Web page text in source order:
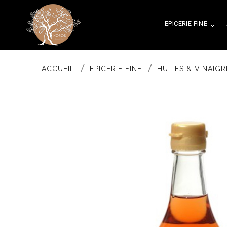

EPICERIE FINE
ACCUEIL EPICERIE FINE HUILES &